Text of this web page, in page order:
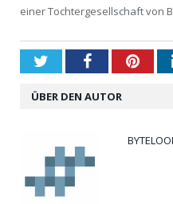
einer Tochtergesellschaft von
TwitterFacebook
ÜBER DEN AUTOR